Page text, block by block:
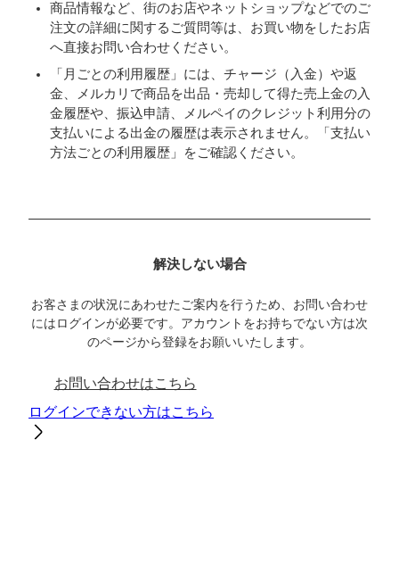
商品情報など、街のお店やネットショップなどでのご
注文の詳細に関するご質問等は、お買い物をしたお店
へ直接お問い合わせください。
「月ごとの利用履歴」には、チャージ（入金）や返
金、メルカリで商品を出品・売却して得た売上金の入
金履歴や、振込申請、メルペイのクレジット利用分の
支払いによる出金の履歴は表示されません。「支払い
方法ごとの利用履歴」をご確認ください。
解決しない場合
お客さまの状況にあわせたご案内を行うため、お問い合わせ
にはログインが必要です。アカウントをお持ちでない方は次
のページから登録をお願いいたします。
お問い合わせはこちら
ログインできない方はこちら